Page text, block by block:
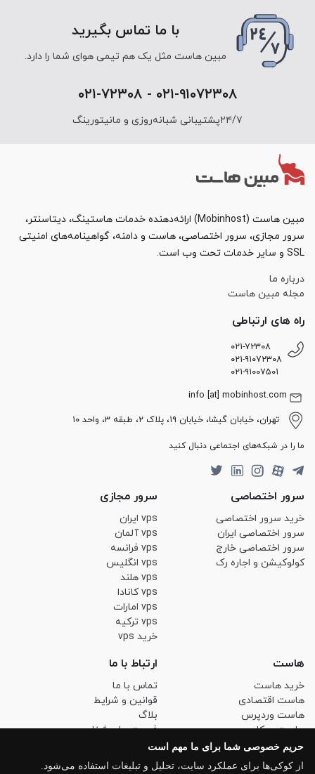
حریم خصوصی شما برای ما مهم است
از کوکی‌ها برای عملکرد سایت، تحلیل و تبلیغات استفاده می‌شود.
با ما تماس بگیرید
مبین هاست مثل یک هم تیمی هوای شما را دارد.
۰۲۱-۹۱۰۷۲۳۰۸ - ۰۲۱-۷۲۳۰۸
۲۴/۷پشتیبانی شبانه‌روزی و مانیتورینگ
مبین هاست (Mobinhost) ارائه‌دهنده خدمات هاستینگ، دیتاسنتر،
سرور مجازی، سرور اختصاصی، هاست و دامنه، گواهینامه‌های امنیتی
SSL و سایر خدمات تحت وب است.
درباره ما
مجله مبین هاست
راه های ارتباطی
۰۲۱-۷۲۳۰۸
۰۲۱-۹۱۰۷۲۳۰۸
۰۲۱-۹۱۰۰۷۵۰۱
info [at] mobinhost.com
تهران، خیابان گیشا، خیابان ۱۹، پلاک ۲، طبقه ۳، واحد ۱۰
ما را در شبکه‌های اجتماعی دنبال کنید
سرور اختصاصی
خرید سرور اختصاصی
سرور اختصاصی ایران
سرور اختصاصی خارج
کولوکیشن و اجاره رک
سرور مجازی
vps ایران
vps آلمان
vps فرانسه
vps انگلیس
vps هلند
vps کانادا
vps امارات
vps ترکیه
خرید vps
هاست
خرید هاست
هاست اقتصادی
هاست وردپرس
هاست ووکامرس
هاست لینوکس حرفه ای
خرید SSL
ارتباط با ما
تماس با ما
قوانین و شرایط
بلاگ
فرصت های شغلی
حریم خصوصی